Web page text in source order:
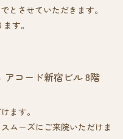
とさせていただきます。
す。
コード新宿ビル 8階
ます。
ムーズにご来院いただけま